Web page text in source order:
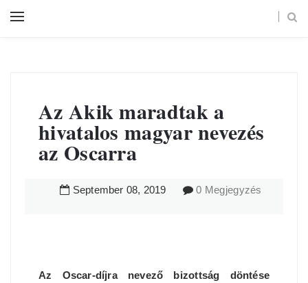
Az Akik maradtak a
hivatalos magyar nevezés
az Oscarra
September 08, 2019 0 Megjegyzés
Az Oscar-díjra nevező bizottság döntése